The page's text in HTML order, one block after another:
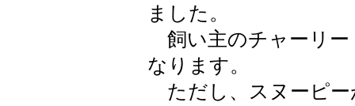
ました。
飼い主のチャーリー
なります。
ただし、スヌーピー